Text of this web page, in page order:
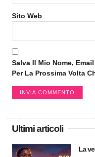
Sito Web
Salva Il Mio Nome,
Per La Prossima Volta
Ultimi articoli
La